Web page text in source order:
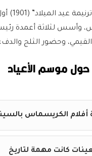
كان فيلم
وأسس لثلاثة أعمدة
وحضور الثلج
موسم الأعياد
الكريسماس
كانت مهمة لتاريخ